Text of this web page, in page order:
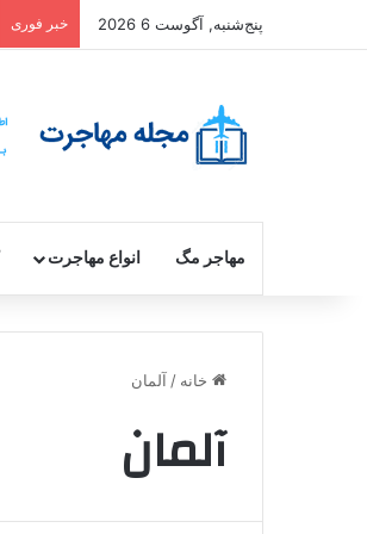
پنج‌شنبه, آگوست 6 2026 خبر فوری
مهاجر مگ انواع مهاجرت
خانه / آلمان
آلمان